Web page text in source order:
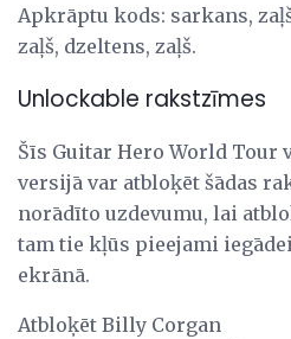
Apkrāptu kods: sarkans,
zaļš, dzeltens, zaļš.
Unlockable rakstzīmes
Šīs Guitar Hero World Tour
versijā var atbloķēt šādas
norādīto uzdevumu, lai
tam tie kļūs pieejami
ekrānā.
Atbloķēt Billy Corgan